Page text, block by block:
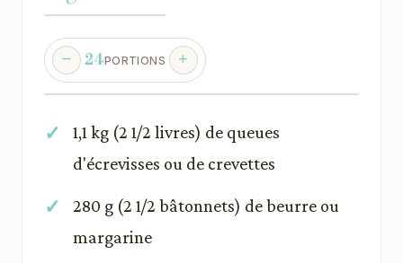
24PORTIONS
1,1 kg (2 1/2 livres) de queues
d'écrevisses ou de crevettes
280 g (2 1/2 bâtonnets) de beurre ou
margarine